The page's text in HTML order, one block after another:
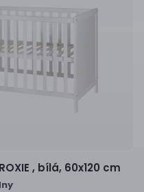
ROXIE , bílá, 60x120 cm